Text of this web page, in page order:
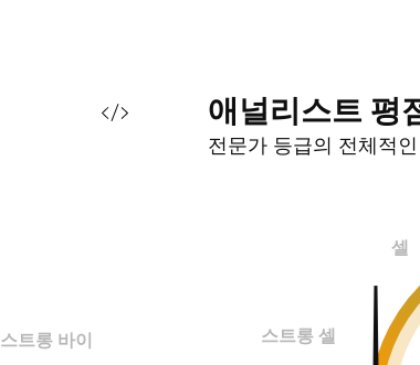
스트롱 바이
애널리스트 평
전문가 등급의 전체적인
셀
스트롱 셀